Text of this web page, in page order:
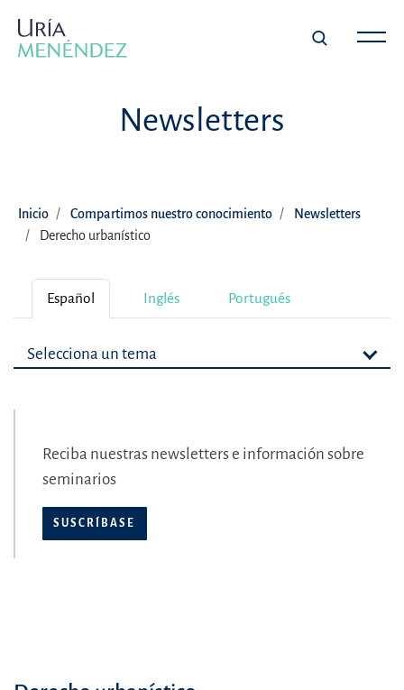
Newsletters
Inicio Compartimos nuestro conocimiento
Newsletters
Derecho urbanístico
Español Inglés Portugués
Selecciona un tema
Reciba nuestras newsletters e información sobre
seminarios
SUSCRÍBASE